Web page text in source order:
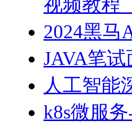
视频教程
2024黑马
JAVA笔
人工智能
k8s微服